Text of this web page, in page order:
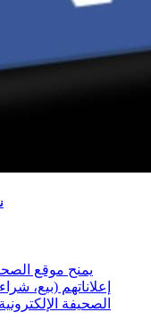
يمنح موقع
إعلاناتهم (بيع،
الصحيفة